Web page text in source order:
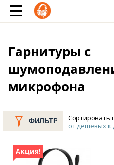
Телефон
Гарнитуры с
микрофона
ФИЛЬТР
Сортировать
от дешевых к
Акция!